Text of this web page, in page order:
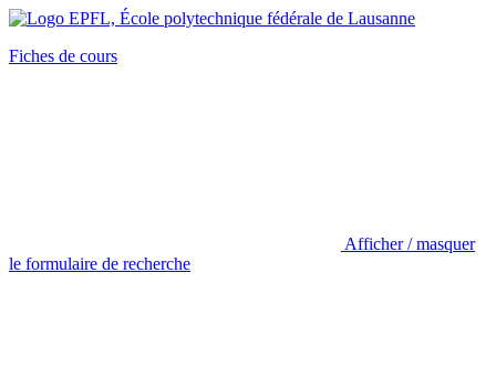
Fiches de cours
Afficher / masquer
le formulaire de recherche